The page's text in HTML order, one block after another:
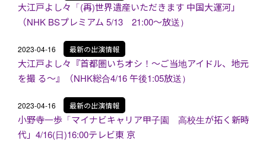
大江戸よし々「(再)世界遺産いただきます 中国大運河」
（NHK BSプレミアム 5/13 21:00～放送）
2023-04-16 最新の出演情報
大江戸よし々『首都圏いちオシ！〜ご当地アイドル、地元
を撮 る〜』（NHK総合4/16 午後1:05放送）
2023-04-16 最新の出演情報
小野寺一歩「マイナビキャリア甲子園 高校生が拓く新時
代」4/16(日)16:00テレビ東 京